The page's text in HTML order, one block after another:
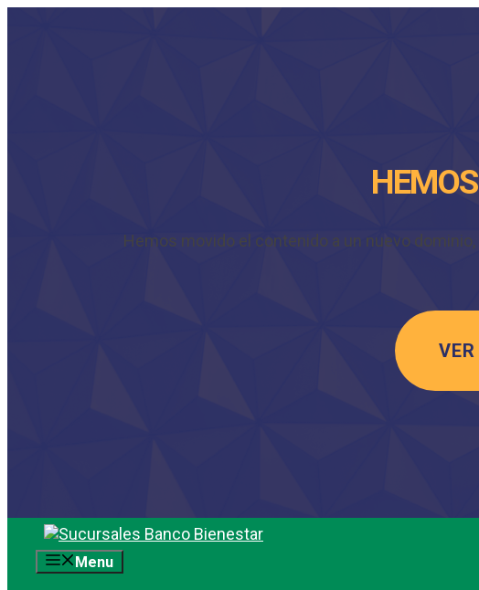
Hemos movido el contenido a un nuevo
Saltar
contenidoMenu